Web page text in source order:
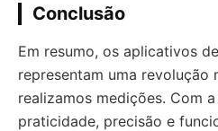
Conclusão
Em resumo, os aplicativos
representam uma revolução
realizamos medições. Com
praticidade, precisão e